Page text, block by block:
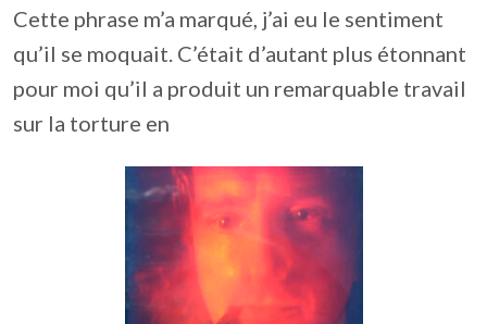
Cette phrase m’a marqué, j’ai eu le sentiment
qu’il se moquait. C’était d’autant plus étonnant
pour moi qu’il a produit un remarquable travail
sur la torture en